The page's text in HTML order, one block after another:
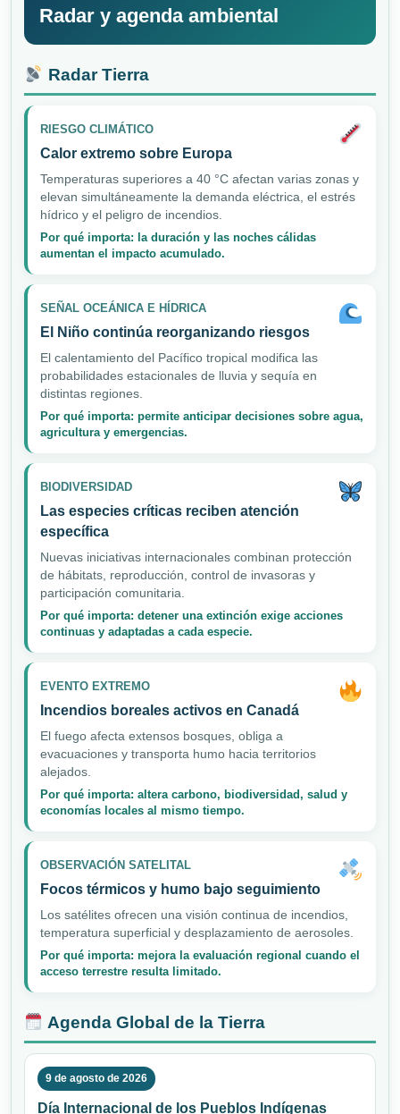
Radar y agenda ambiental
Radar Tierra
RIESGO CLIMÁTICO
Calor extremo sobre Europa
Temperaturas superiores a 40 °C afectan varias zonas y
elevan simultáneamente la demanda eléctrica, el estrés
hídrico y el peligro de incendios.
Por qué importa: la duración y las noches cálidas
aumentan el impacto acumulado.
SEÑAL OCEÁNICA E HÍDRICA
El Niño continúa reorganizando riesgos
El calentamiento del Pacífico tropical modifica las
probabilidades estacionales de lluvia y sequía en
distintas regiones.
Por qué importa: permite anticipar decisiones sobre agua,
agricultura y emergencias.
BIODIVERSIDAD
Las especies críticas reciben atención
específica
Nuevas iniciativas internacionales combinan protección
de hábitats, reproducción, control de invasoras y
participación comunitaria.
Por qué importa: detener una extinción exige acciones
continuas y adaptadas a cada especie.
EVENTO EXTREMO
Incendios boreales activos en Canadá
El fuego afecta extensos bosques, obliga a
evacuaciones y transporta humo hacia territorios
alejados.
Por qué importa: altera carbono, biodiversidad, salud y
economías locales al mismo tiempo.
OBSERVACIÓN SATELITAL
Focos térmicos y humo bajo seguimiento
Los satélites ofrecen una visión continua de incendios,
temperatura superficial y desplazamiento de aerosoles.
Por qué importa: mejora la evaluación regional cuando el
acceso terrestre resulta limitado.
Agenda Global de la Tierra
9 de agosto de 2026
Día Internacional de los Pueblos Indígenas